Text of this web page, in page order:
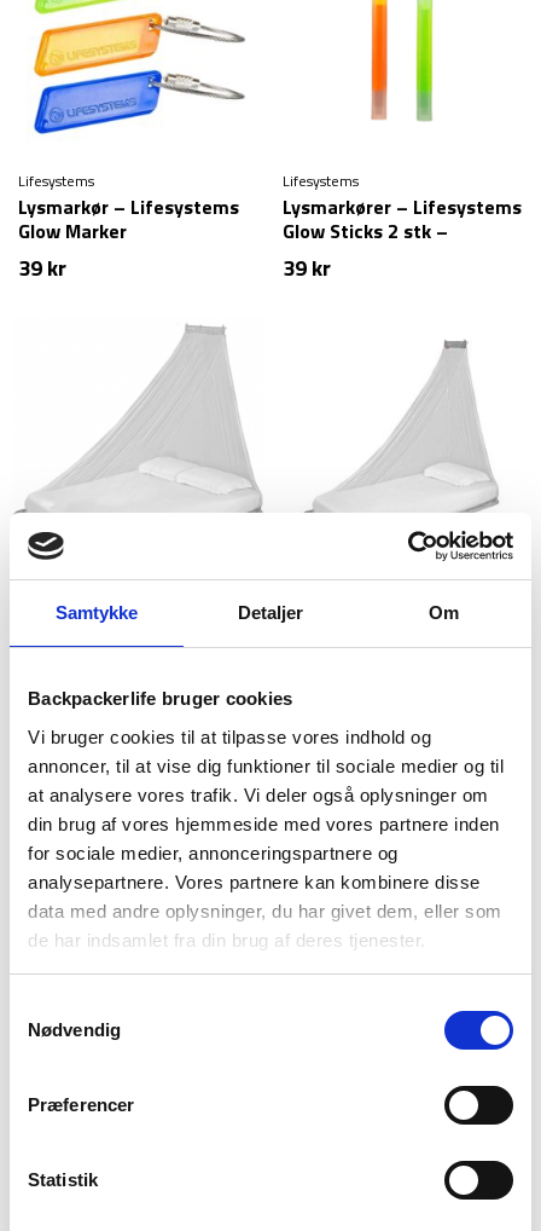
Samtykke Detaljer Om
Backpackerlife bruger cookies
Vi bruger cookies til at tilpasse vores indhold og
annoncer, til at vise dig funktioner til sociale medier og til
at analysere vores trafik. Vi deler også oplysninger om
din brug af vores hjemmeside med vores partnere inden
for sociale medier, annonceringspartnere og
analysepartnere. Vores partnere kan kombinere disse
data med andre oplysninger, du har givet dem, eller som
de har indsamlet fra din brug af deres tjenester.
Nødvendig
Præferencer
Statistik
Lifesystems
Lysmarkør – Lifesystems
Glow Marker
39kr
Lifesystems
Lysmarkører – Lifesystems
Glow Sticks 2 stk –
Orange/Grøn
39kr
Lifesystems
Myggenet – Lifesystems
MicroNet Double – 2
personer
Lifesystems
Myggenet – Lifesystems
MicroNet Single – 1 person
Lifesystems
Nødfløjte – Lifesystems